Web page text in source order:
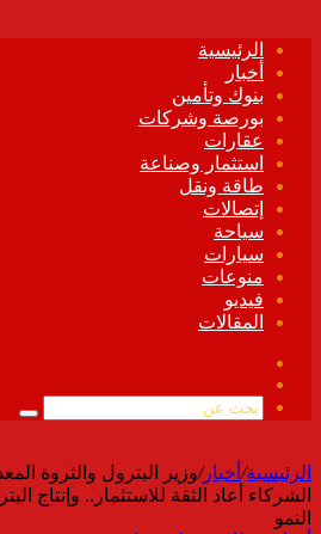
الرئيسية
أخبار
بنوك وتأمين
بورصة وشركات
عقارات
استثمار وصناعة
طاقة ونقل
إتصالات
سياحة
سيارات
منوعات
فيديو
المقالات
الموقع
بحث
الرئيسية/ أخبار/وزير البترول والثروة
الشركاء أعاد الثقة للاستثمار.. وإنتاج
النمو